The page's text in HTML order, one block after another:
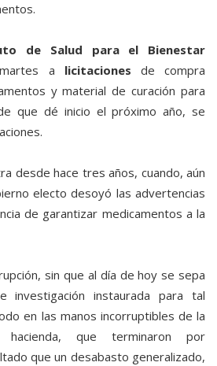
de Salud para el Bienestar
a licitaciones de compra
y material de curación para
que dé inicio el próximo año, se
desde hace tres años, cuando, aún
electo desoyó las advertencias
de garantizar medicamentos a la
sin que al día de hoy se sepa
investigación instaurada para tal
en las manos incorruptibles de la
que terminaron por
que un desabasto generalizado,